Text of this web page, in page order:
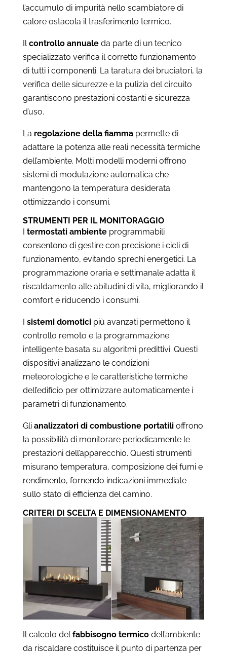
l’accumulo di impurità nello scambiatore di
calore ostacola il trasferimento termico.
Ilcontrollo annualeda parte di un tecnico
specializzato verifica il corretto funzionamento
di tutti i componenti. La taratura dei bruciatori, la
verifica delle sicurezze e la pulizia del circuito
garantiscono prestazioni costanti e sicurezza
d’uso.
La regolazione della fiammapermette di
adattare la potenza alle reali necessità termiche
dell’ambiente. Molti modelli moderni offrono
sistemi di modulazione automatica che
mantengono la temperatura desiderata
ottimizzando i consumi.
STRUMENTI PER IL MONITORAGGIO
termostati ambienteprogrammabili
consentono di gestire con precisione i cicli di
funzionamento, evitando sprechi energetici. La
programmazione oraria e settimanale adatta il
riscaldamento alle abitudini di vita, migliorando il
comfort e riducendo i consumi.
sistemi domoticipiù avanzati permettono il
controllo remoto e la programmazione
intelligente basata su algoritmi predittivi. Questi
dispositivi analizzano le condizioni
meteorologiche e le caratteristiche termiche
dell’edificio per ottimizzare automaticamente i
parametri di funzionamento.
Gli analizzatori di combustione portatilioffrono
la possibilità di monitorare periodicamente le
prestazioni dell’apparecchio. Questi strumenti
misurano temperatura, composizione dei fumi e
rendimento, fornendo indicazioni immediate
sullo stato di efficienza del camino.
CRITERI DI SCELTA E DIMENSIONAMENTO
Il calcolo delfabbisogno termicodell’ambiente
da riscaldare costituisce il punto di partenza per